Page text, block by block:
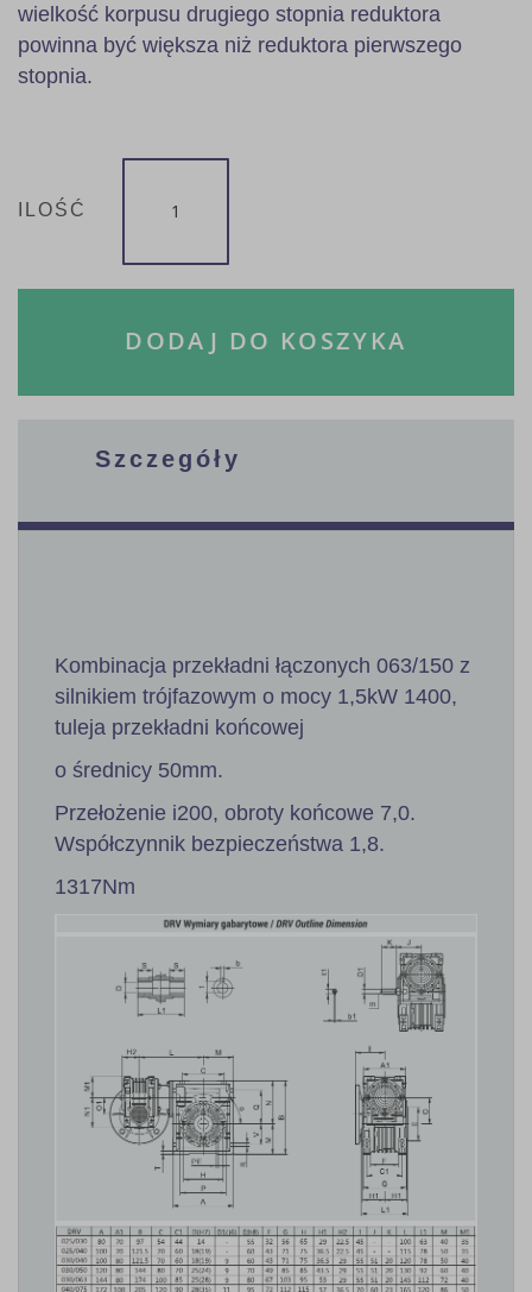
wielkość korpusu drugiego stopnia reduktora
powinna być większa niż reduktora pierwszego
stopnia.
ILOŚĆ
DODAJ DO KOSZYKA
Szczegóły
Kombinacja przekładni łączonych 063/150 z
silnikiem trójfazowym o mocy 1,5kW 1400,
tuleja przekładni końcowej
o średnicy 50mm.
Przełożenie i200, obroty końcowe 7,0.
Współczynnik bezpieczeństwa 1,8.
1317Nm